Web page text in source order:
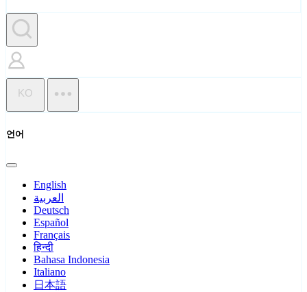
KO
언어
English
العربية
Deutsch
Español
Français
हिन्दी
Bahasa Indonesia
Italiano
日本語